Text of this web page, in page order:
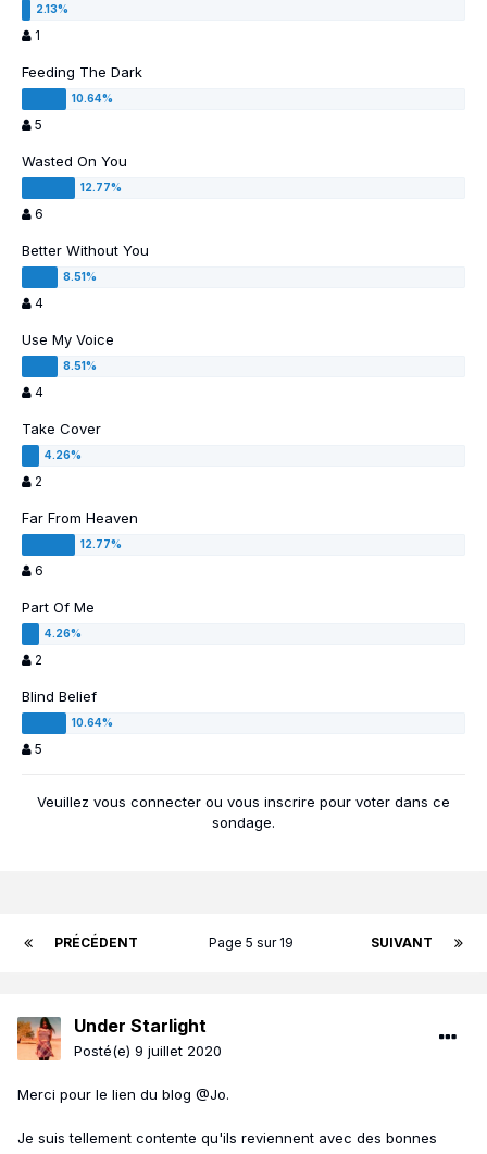
1
Feeding The Dark
5
Wasted On You
6
Better Without You
4
Use My Voice
4
Take Cover
2
Far From Heaven
6
Part Of Me
2
Blind Belief
5
Veuillez vous connecter ou vous inscrire pour voter dans ce
sondage.
PRÉCÉDENT SUIVANT
Page 5 sur 19
Under Starlight
Posté(e) 9 juillet 2020
Merci pour le lien du blog @Jo.
Je suis tellement contente qu'ils reviennent avec des bonnes